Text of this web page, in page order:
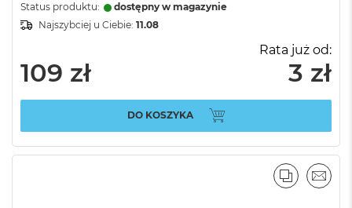
Status produktu:
dostępny w magazynie
Najszybciej u Ciebie: 11.08
109 zł
Rata już od:
3 zł
DO KOSZYKA